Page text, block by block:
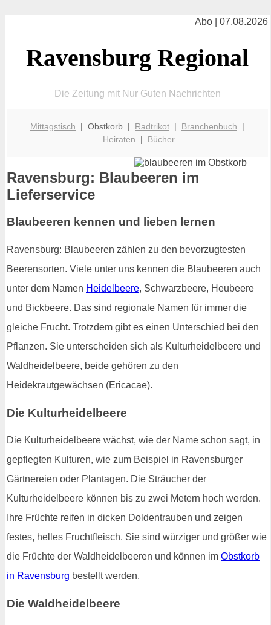
Abo | 07.08.2026
Ravensburg Regional
Die Zeitung mit Nur Guten Nachrichten
Mittagstisch | Obstkorb | Radtrikot | Branchenbuch |
Heiraten | Bücher
Ravensburg: Blaubeeren im
Lieferservice
Blaubeeren kennen und lieben lernen
Ravensburg: Blaubeeren zählen zu den bevorzugtesten
Beerensorten. Viele unter uns kennen die Blaubeeren auch
unter dem Namen Heidelbeere, Schwarzbeere, Heubeere
und Bickbeere. Das sind regionale Namen für immer die
gleiche Frucht. Trotzdem gibt es einen Unterschied bei den
Pflanzen. Sie unterscheiden sich als Kulturheidelbeere und
Waldheidelbeere, beide gehören zu den
Heidekrautgewächsen (Ericacae).
Die Kulturheidelbeere
Die Kulturheidelbeere wächst, wie der Name schon sagt, in
gepflegten Kulturen, wie zum Beispiel in Ravensburger
Gärtnereien oder Plantagen. Die Sträucher der
Kulturheidelbeere können bis zu zwei Metern hoch werden.
Ihre Früchte reifen in dicken Doldentrauben und zeigen
festes, helles Fruchtfleisch. Sie sind würziger und größer wie
die Früchte der Waldheidelbeeren und können im Obstkorb
in Ravensburg bestellt werden.
Die Waldheidelbeere